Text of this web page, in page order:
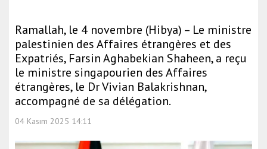
Ramallah, le 4 novembre (Hibya) – Le ministre
palestinien des Affaires étrangères et des
Expatriés, Farsin Aghabekian Shaheen, a reçu
le ministre singapourien des Affaires
étrangères, le Dr Vivian Balakrishnan,
accompagné de sa délégation.
04 Kasım 2025 14:11